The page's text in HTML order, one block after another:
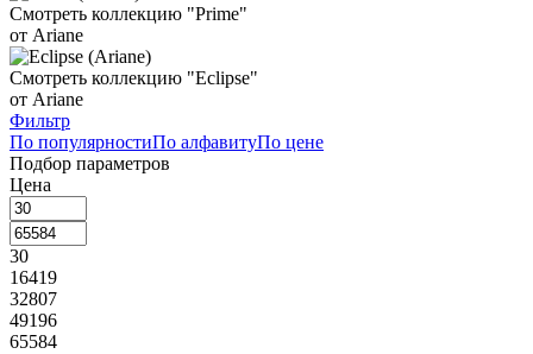
Подносы и витрины для фуршета
Сахарницы и масленки
Стойки фуршетные
85 Тортовницы
Чафиндиши и нагревательные элементы
Щипцы фуршетные
Смотреть коллекцию "Prime"
от Ariane
Смотреть коллекцию "Eclipse"
от Ariane
Фильтр
По популярностиПо алфавитуПо цене
Подбор параметров
Цена
30
16419
32807
49196
65584